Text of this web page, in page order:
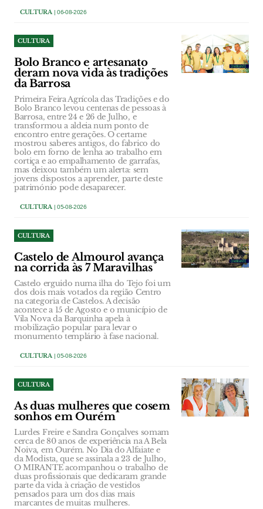
CULTURA| 06-08-2026
CULTURA
Bolo Branco e artesanato
deram nova vida às tradições
da Barrosa
Primeira Feira Agrícola das Tradições e do
Bolo Branco levou centenas de pessoas à
Barrosa, entre 24 e 26 de Julho, e
transformou a aldeia num ponto de
encontro entre gerações. O certame
mostrou saberes antigos, do fabrico do
bolo em forno de lenha ao trabalho em
cortiça e ao empalhamento de garrafas,
mas deixou também um alerta: sem
jovens dispostos a aprender, parte deste
património pode desaparecer.
CULTURA| 05-08-2026
CULTURA
Castelo de Almourol avança
na corrida às 7 Maravilhas
Castelo erguido numa ilha do Tejo foi um
dos dois mais votados da região Centro
na categoria de Castelos. A decisão
acontece a 15 de Agosto e o município de
Vila Nova da Barquinha apela à
mobilização popular para levar o
monumento templário à fase nacional.
CULTURA| 05-08-2026
CULTURA
As duas mulheres que cosem
sonhos em Ourém
Lurdes Freire e Sandra Gonçalves somam
cerca de 80 anos de experiência na A Bela
Noiva, em Ourém. No Dia do Alfaiate e
da Modista, que se assinala a 23 de Julho,
O MIRANTE acompanhou o trabalho de
duas profissionais que dedicaram grande
parte da vida à criação de vestidos
pensados para um dos dias mais
marcantes de muitas mulheres.